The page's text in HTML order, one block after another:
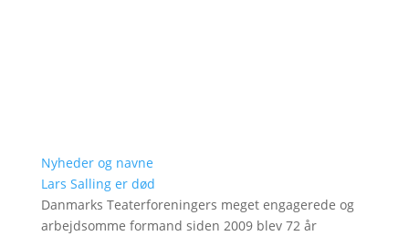
Nyheder og navne
Lars Salling er død
Danmarks Teaterforeningers meget engagerede og
arbejdsomme formand siden 2009 blev 72 år